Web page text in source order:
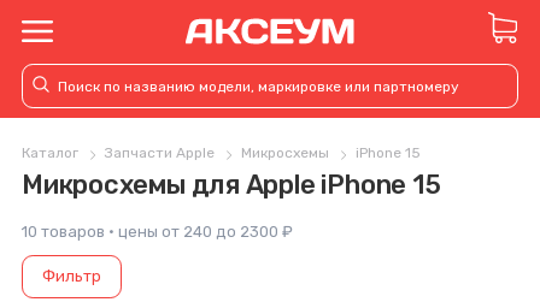
Каталог Запчасти Apple Микросхемы iPhone 15
Микросхемы для Apple iPhone 15
10 товаров · цены от 240 до 2300 ₽
Фильтр